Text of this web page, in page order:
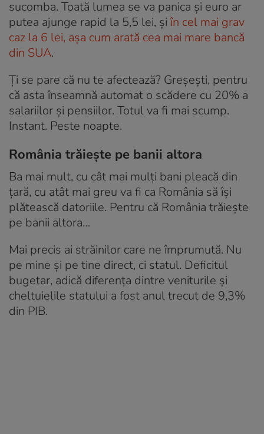
sucomba. Toată lumea se va panica și euro ar
putea ajunge rapid la 5,5 lei, șiîn cel mai grav
caz la 6 lei, așa cum arată cea mai mare bancă
din SUA.
Ți se pare că nu te afectează? Greșești, pentru
că asta înseamnă automat o scădere cu 20% a
salariilor și pensiilor. Totul va fi mai scump.
Instant. Peste noapte.
România trăiește pe banii altora
Ba mai mult, cu cât mai mulți bani pleacă din
țară, cu atât mai greu va fi ca România să își
plătească datoriile. Pentru că România trăiește
pe banii altora…
Mai precis ai străinilor care ne împrumută. Nu
pe mine și pe tine direct, ci statul. Deficitul
bugetar, adică diferența dintre veniturile și
cheltuielile statului a fost anul trecut de 9,3%
din PIB.